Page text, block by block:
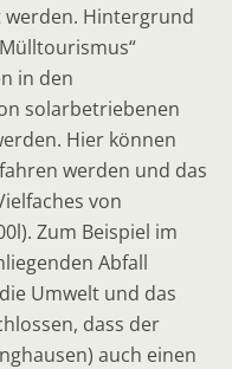
Hintergrund
in den
solarbetriebenen
Hier können
werden und das
von
Zum Beispiel im
Abfall
Umwelt und das
dass der
auch einen